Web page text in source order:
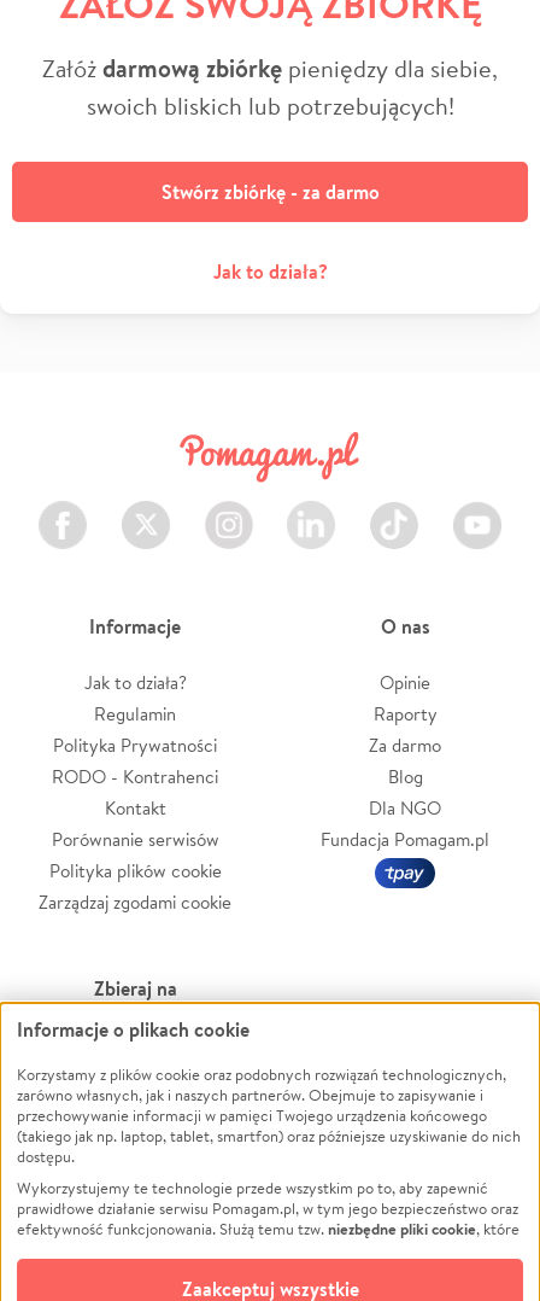
Załóżdarmową zbiórkę pieniędzy dla siebie,
swoich bliskich lub potrzebujących!
Stwórz zbiórkę - za darmo
Jak to działa?
Facebook Twitter Instagram LinkedIn TikTok Youtube
Informacje
Jak to działa?
Regulamin
Polityka Prywatności
RODO - Kontrahenci
Kontakt
Porównanie serwisów
Polityka plików cookie
Zarządzaj zgodami cookie
O nas
Opinie
Raporty
Za darmo
Blog
Dla NGO
Fundacja Pomagam.pl
Zbieraj na
Leczenie
Zwierzęta
Pożar
Ukraina
Pomoc Finansowa
Projekty
Pogrzeb
Społeczność lokalna
Powódź
Wichura
NGO
Edukacja
Podróż
Impreza
Ochrona środowiska
Informacje o plikach cookie
Korzystamy z plików cookie oraz podobnych rozwiązań technologicznych,
zarówno własnych, jak i naszych partnerów. Obejmuje to zapisywanie i
przechowywanie informacji w pamięci Twojego urządzenia końcowego
(takiego jak np. laptop, tablet, smartfon) oraz późniejsze uzyskiwanie do nich
dostępu.
Wykorzystujemy te technologie przede wszystkim po to, aby zapewnić
prawidłowe działanie serwisu Pomagam.pl, w tym jego bezpieczeństwo oraz
efektywność funkcjonowania. Służą temu tzw.niezbędne pliki cookie, które
opcjonalnych plików cookie
Zaakceptuj wszystkie